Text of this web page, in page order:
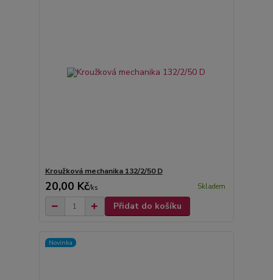
Kroužková mechanika 132/2/50 D
20,00 Kč/ks Skladem
Přidat do košíku
Novinka